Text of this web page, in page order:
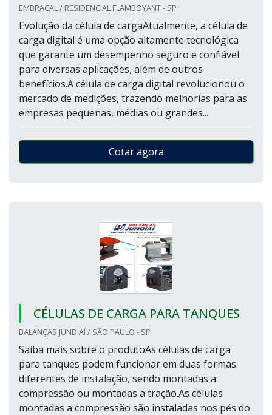
EMBRACAL / RESIDENCIAL FLAMBOYANT - SP
Evolução da célula de cargaAtualmente, a célula de
carga digital é uma opção altamente tecnológica
que garante um desempenho seguro e confiável
para diversas aplicações, além de outros
benefícios.A célula de carga digital revolucionou o
mercado de medições, trazendo melhorias para as
empresas pequenas, médias ou grandes...
Cotar agora
CÉLULAS DE CARGA PARA TANQUES
BALANÇAS JUNDIAÍ / SÃO PAULO - SP
Saiba mais sobre o produtoAs células de carga
para tanques podem funcionar em duas formas
diferentes de instalação, sendo montadas a
compressão ou montadas a tração.As células
montadas a compressão são instaladas nos pés do